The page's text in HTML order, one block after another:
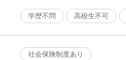
学歴不問
高校生不可
社会保険制度あり